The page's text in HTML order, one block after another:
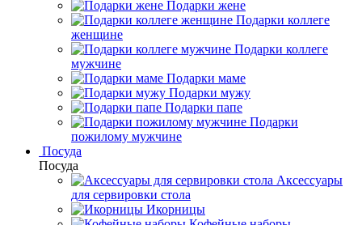
Подарки жене
Подарки коллеге
женщине
Подарки коллеге
мужчине
Подарки маме
Подарки мужу
Подарки папе
Подарки
пожилому мужчине
Посуда
Посуда
Аксессуары
для сервировки стола
Икорницы